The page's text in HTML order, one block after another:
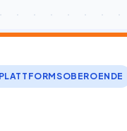
PLATTFORMSOBEROENDE